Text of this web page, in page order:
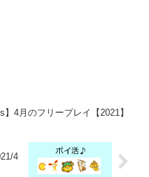
】4月のフリープレイ【2021】
4